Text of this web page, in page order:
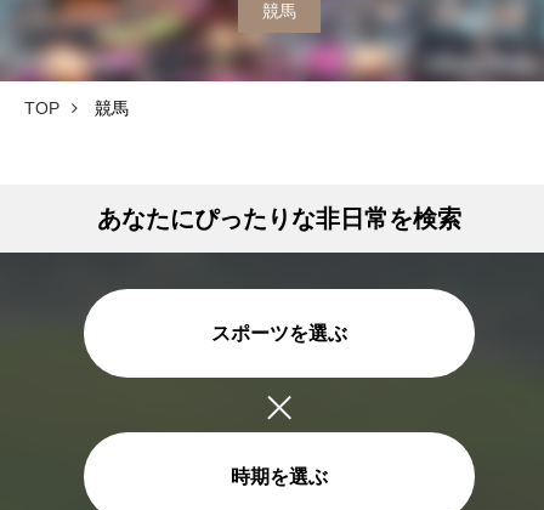
競馬
TOP 競馬
あなたにぴったりな非日常を検索
スポーツを選ぶ
時期を選ぶ